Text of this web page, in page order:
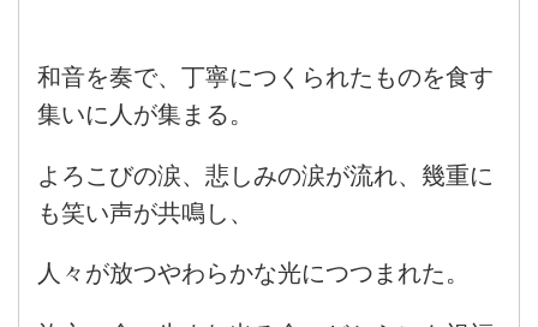
和音を奏で、丁寧につくられたものを食す
集いに人が集まる。
よろこびの涙、悲しみの涙が流れ、幾重に
も笑い声が共鳴し、
人々が放つやわらかな光につつまれた。